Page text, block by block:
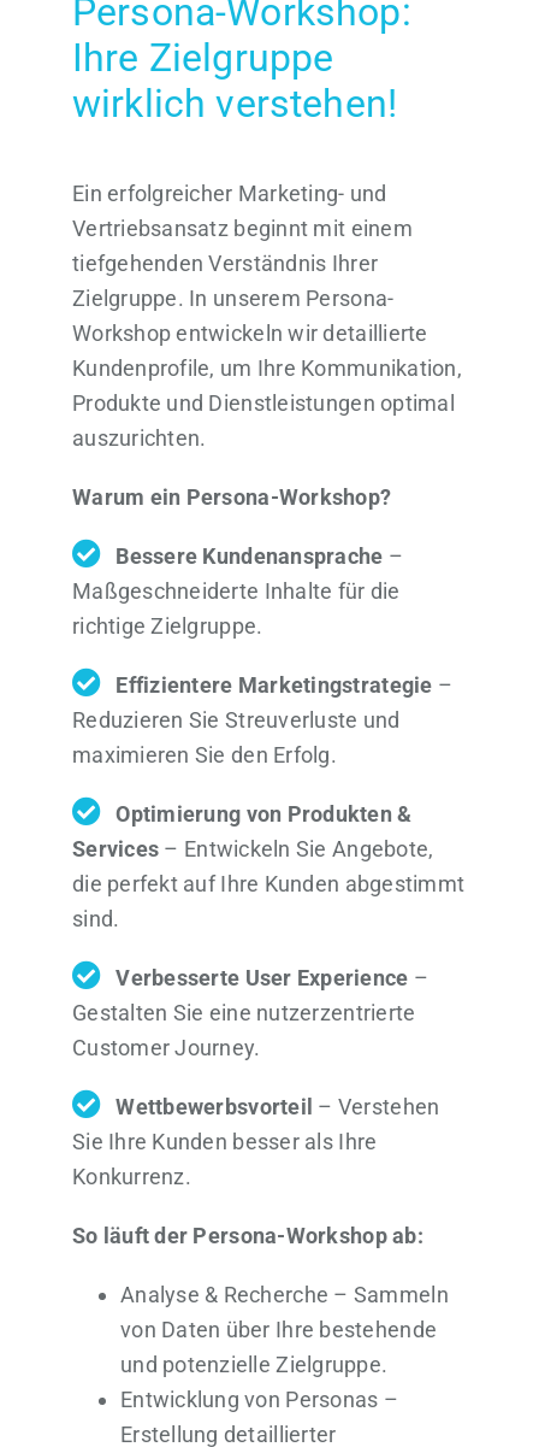
Persona-Workshop:
Ihre Zielgruppe
wirklich verstehen!
Ein erfolgreicher Marketing- und
Vertriebsansatz beginnt mit einem
tiefgehenden Verständnis Ihrer
Zielgruppe. In unserem Persona-
Workshop entwickeln wir detaillierte
Kundenprofile, um Ihre Kommunikation,
Produkte und Dienstleistungen optimal
auszurichten.
Warum ein Persona-Workshop?
Bessere Kundenansprache –
Maßgeschneiderte Inhalte für die
richtige Zielgruppe.
Effizientere Marketingstrategie –
Reduzieren Sie Streuverluste und
maximieren Sie den Erfolg.
Optimierung von Produkten &
Services – Entwickeln Sie Angebote,
die perfekt auf Ihre Kunden abgestimmt
sind.
Verbesserte User Experience –
Gestalten Sie eine nutzerzentrierte
Customer Journey.
Wettbewerbsvorteil – Verstehen
Sie Ihre Kunden besser als Ihre
Konkurrenz.
So läuft der Persona-Workshop ab:
Analyse & Recherche – Sammeln
von Daten über Ihre bestehende
und potenzielle Zielgruppe.
Entwicklung von Personas –
Erstellung detaillierter